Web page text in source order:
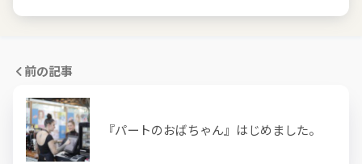
前の記事
『パートのおばちゃん』はじめました。